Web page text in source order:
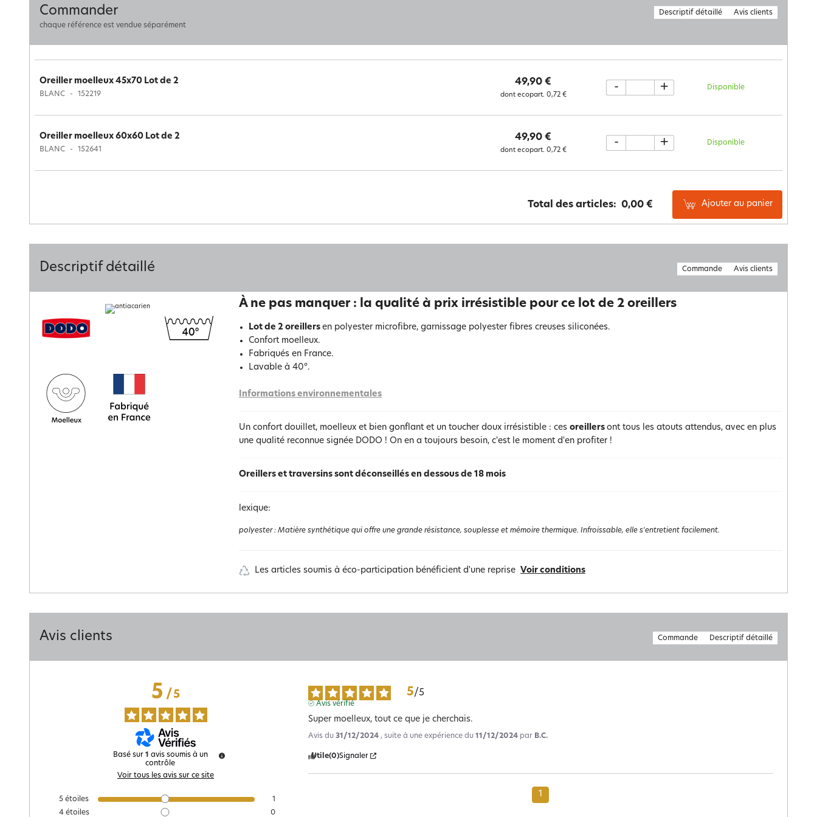
Commander
chaque référence est vendue séparément
Descriptif détaillé Avis clients
Oreiller moelleux 45x70 Lot de 2
BLANC 152219
49,90 €
dont ecopart. 0,72 €
Disponible
- +
Oreiller moelleux 60x60 Lot de 2
BLANC 152641
49,90 €
dont ecopart. 0,72 €
Disponible
- +
Total des articles: 0,00 € Ajouter au panier
Descriptif détaillé Commande Avis clients
À ne pas manquer : la qualité à prix irrésistible pour ce lot de 2 oreillers
Lot de 2 oreillers en polyester microfibre, garnissage polyester fibres creuses siliconées.
Confort moelleux.
Fabriqués en France.
Lavable à 40°.
Informations environnementales
Un confort douillet, moelleux et bien gonflant et un toucher doux irrésistible : ces oreillers ont tous les atouts attendus, avec en plus
une qualité reconnue signée DODO ! On en a toujours besoin, c'est le moment d'en profiter !
Oreillers et traversins sont déconseillés en dessous de 18 mois
lexique:
polyester: Matière synthétique qui offre une grande résistance, souplesse et mémoire thermique. Infroissable, elle s'entretient facilement.
Les articles soumis à éco-participation bénéficient d'une reprise Voir conditions
Avis clients Commande Descriptif détaillé
5/ 5
Basé sur 1 avis soumis à un
contrôle
Voir tous les avis sur ce site
5 étoiles
1
4 étoiles
0
5/5
Avis vérifié
Super moelleux, tout ce que je cherchais.
Avis du31/12/2024 , suite à une expérience du11/12/2024 par B.C.
Utile(0)Signaler
1